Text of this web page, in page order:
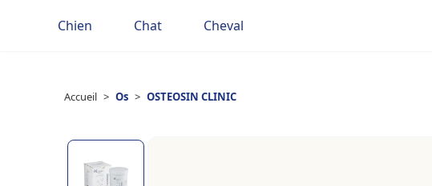
Chien Chat Cheval
Accueil > Os > OSTEOSIN CLINIC